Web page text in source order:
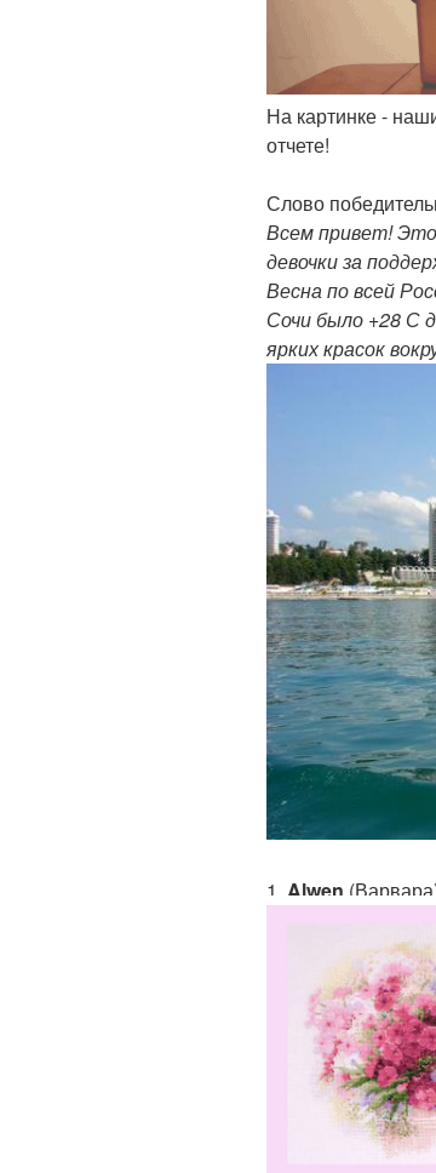
На картинке -
отчете!
Слово
Всем привет! Это
девочки за
Весна по всей
Сочи было +28 С
ярких красок
1. Alwen